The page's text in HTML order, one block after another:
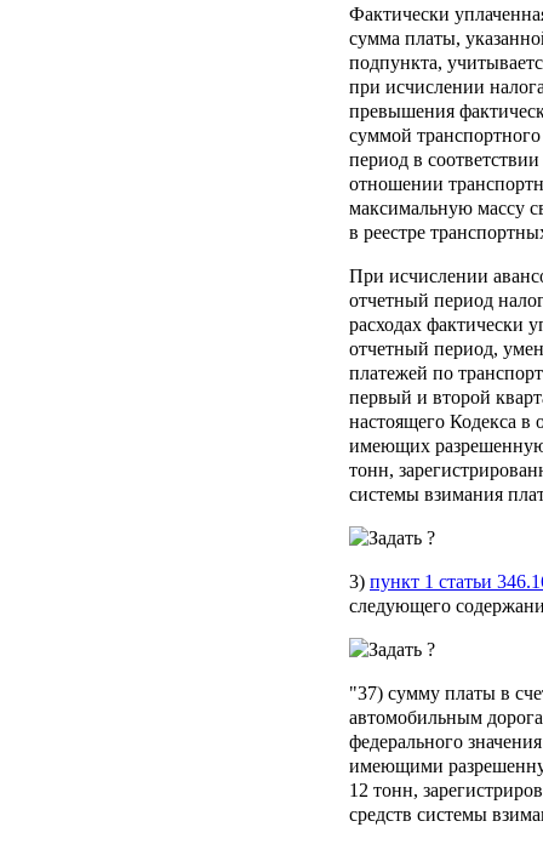
Фактически
сумма платы,
подпункта,
при исчислении
превышения
суммой
период в
отношении
максимальную массу
в реестре
При исчислении
отчетный период
расходах фактически
отчетный период,
платежей по
первый и второй
настоящего Кодекса в
имеющих
тонн,
системы взимания
3) пункт 1 статьи
следующего
"37) сумму платы в
автомобильным
федерального
имеющими
12 тонн,
средств системы